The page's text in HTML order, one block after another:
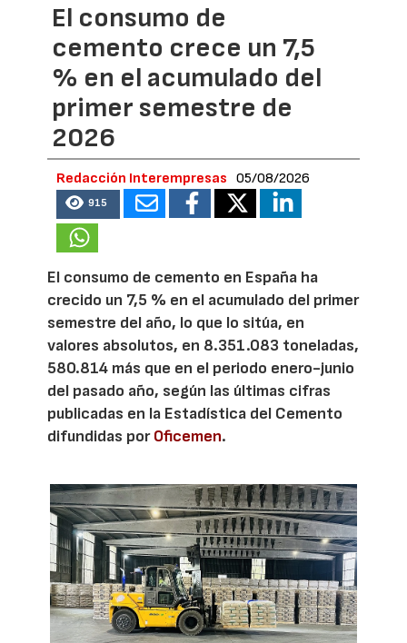
El consumo de
cemento crece un 7,5
% en el acumulado del
primer semestre de
2026
Redacción Interempresas 05/08/2026
915
El consumo de cemento en España ha
crecido un 7,5 % en el acumulado del primer
semestre del año, lo que lo sitúa, en
valores absolutos, en 8.351.083 toneladas,
580.814 más que en el periodo enero-junio
del pasado año, según las últimas cifras
publicadas en la Estadística del Cemento
difundidas porOficemen.